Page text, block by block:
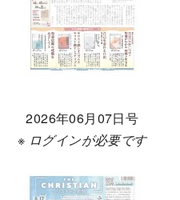
2026年06月07日号
※ ログインが必要です